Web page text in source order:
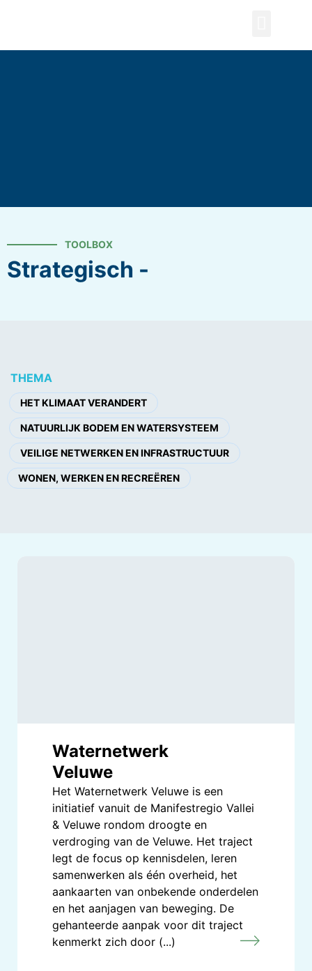
TOOLBOX
Strategisch -
THEMA
HET KLIMAAT VERANDERT
NATUURLIJK BODEM EN WATERSYSTEEM
VEILIGE NETWERKEN EN INFRASTRUCTUUR
WONEN, WERKEN EN RECREËREN
Waternetwerk
Veluwe
Het Waternetwerk Veluwe is een
initiatief vanuit de Manifestregio Vallei
& Veluwe rondom droogte en
verdroging van de Veluwe. Het traject
legt de focus op kennisdelen, leren
samenwerken als één overheid, het
aankaarten van onbekende onderdelen
en het aanjagen van beweging. De
gehanteerde aanpak voor dit traject
kenmerkt zich door (...)